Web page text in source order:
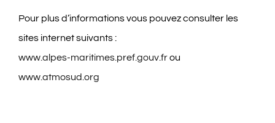
Pour plus d’informations vous pouvez consulter les
sites internet suivants :
www.alpes-maritimes.pref.gouv.frou
www.atmosud.org